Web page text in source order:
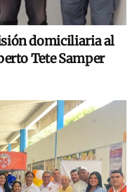
domiciliaria al
Tete Samper